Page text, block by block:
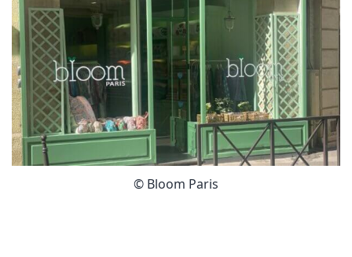
© Bloom Paris